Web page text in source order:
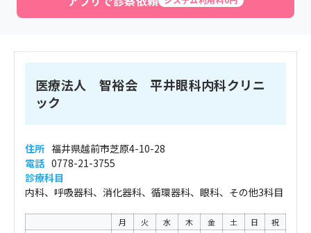
医療法人 智裕会 平井眼科内科クリニ
ック
住所 福井県越前市芝原4-10-28
電話 0778-21-3755
診療科目
内科、呼吸器科、消化器科、循環器科、眼科、その他3科目
月 火 水 木 金 土 日 祝